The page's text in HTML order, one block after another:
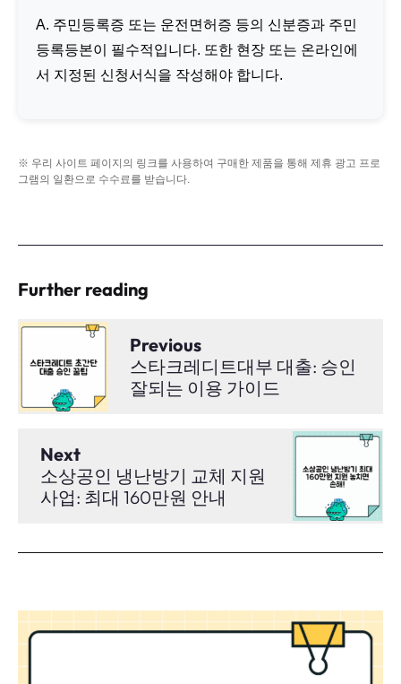
A. 주민등록증 또는 운전면허증 등의 신분증과 주민
등록등본이 필수적입니다. 또한 현장 또는 온라인에
서 지정된 신청서식을 작성해야 합니다.
※ 우리 사이트 페이지의 링크를 사용하여 구매한 제품을 통해 제휴 광고 프로
그램의 일환으로 수수료를 받습니다.
Further reading
Previous
스타크레디트대부 대출: 승인
잘되는 이용 가이드
Next
소상공인 냉난방기 교체 지원
사업: 최대 160만원 안내